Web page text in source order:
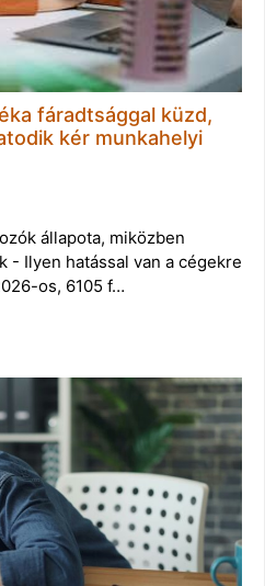
fáradtsággal küzd,
kér munkahelyi
állapota, miközben
- Ilyen hatással van a cégekre
os, 6105 f…